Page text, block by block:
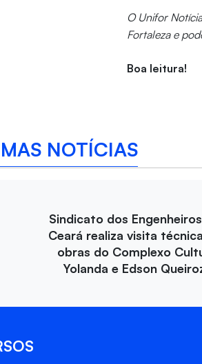
O Unifor
Fortaleza e
Boa leitura!
NOTÍCIAS
Sindicato dos
Ceará realiza visita
obras do Complexo
Yolanda e Edson